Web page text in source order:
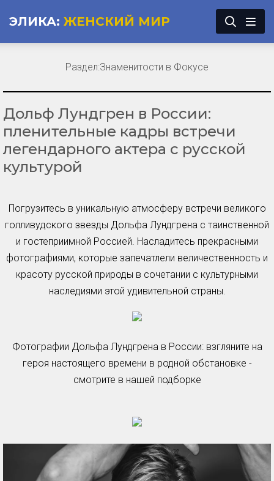
ЭЛИКА: ЖЕНСКИЙ МИР
Дольф Лундгрен в России:
пленительные кадры встречи
легендарного актера с русской
культурой
Погрузитесь в уникальную атмосферу встречи великого
голливудского звезды Дольфа Лундгрена с таинственной
и гостеприимной Россией. Насладитесь прекрасными
фотографиями, которые запечатлели величественность и
красоту русской природы в сочетании с культурными
наследиями этой удивительной страны.
Фотографии Дольфа Лундгрена в России: взгляните на
героя настоящего времени в родной обстановке -
смотрите в нашей подборке
Раздел:Знаменитости в Фокусе